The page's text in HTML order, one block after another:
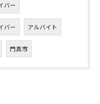
バー
バー アルバイト
門真市